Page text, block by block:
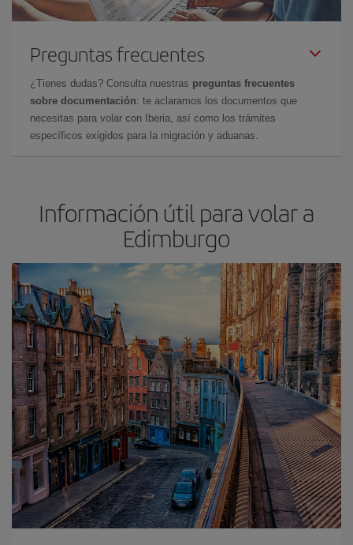
Preguntas frecuentes
¿Tienes dudas? Consulta nuestras preguntas frecuentes
sobre documentación: te aclaramos los documentos que
necesitas para volar con Iberia, así como los trámites
específicos exigidos para la migración y aduanas.
Información útil para volar a
Edimburgo